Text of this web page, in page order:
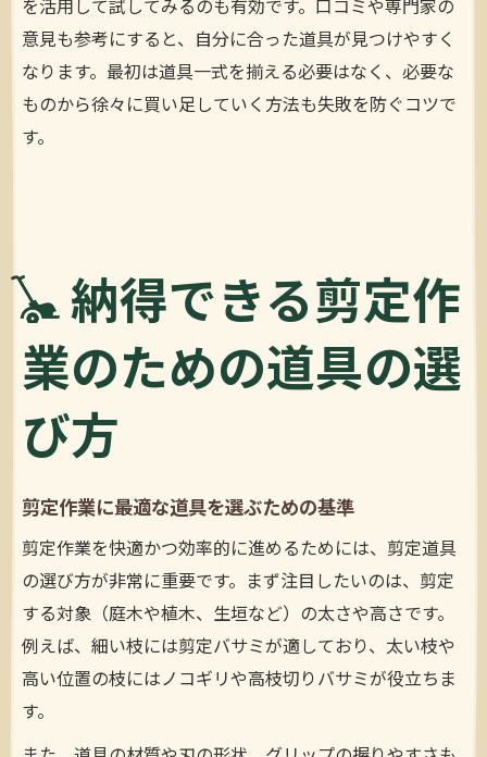
を活用して試してみるのも有効です。口コミや専門家の
意見も参考にすると、自分に合った道具が見つけやすく
なります。最初は道具一式を揃える必要はなく、必要な
ものから徐々に買い足していく方法も失敗を防ぐコツで
す。
納得できる剪定作
業のための道具の選
び方
剪定作業に最適な道具を選ぶための基準
剪定作業を快適かつ効率的に進めるためには、剪定道具
の選び方が非常に重要です。まず注目したいのは、剪定
する対象（庭木や植木、生垣など）の太さや高さです。
例えば、細い枝には剪定バサミが適しており、太い枝や
高い位置の枝にはノコギリや高枝切りバサミが役立ちま
す。